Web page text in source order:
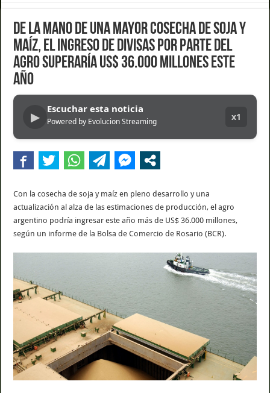
De la mano de una mayor cosecha de soja y
maíz, el ingreso de divisas por parte del
agro superaría US$ 36.000 millones este
año
▶
Escuchar esta noticia
Powered by Evolucion Streaming x1
Con la cosecha de soja y maíz en pleno desarrollo y una
actualización al alza de las estimaciones de producción, el agro
argentino podría ingresar este año más de US$ 36.000 millones,
según un informe de la Bolsa de Comercio de Rosario (BCR).